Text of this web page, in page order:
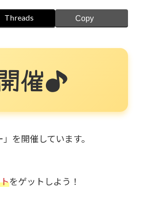
Threads Copy
催♪
を開催しています。
をゲットしよう！